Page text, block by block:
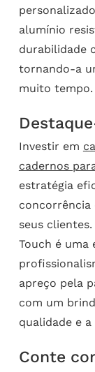
alumínio
durabilidade
tornando-a
muito tempo.
Investir em
cadernos
estratégia
seus
Touch é
apreço pela
com um
qualidade e
Conte